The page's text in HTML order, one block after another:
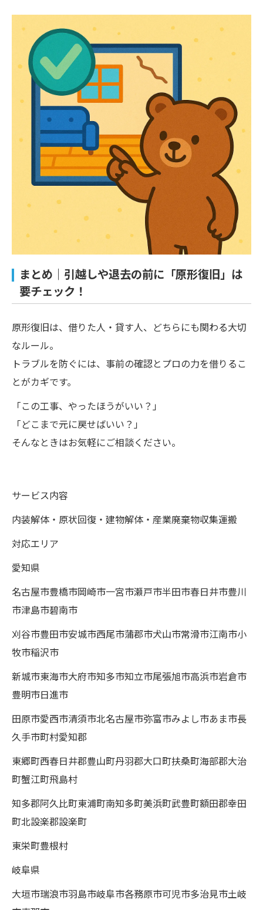
まとめ｜引越しや退去の前に「原形復旧」は
要チェック！
原形復旧は、借りた人・貸す人、どちらにも関わる大切
なルール。
トラブルを防ぐには、事前の確認とプロの力を借りるこ
とがカギです。
「この工事、やったほうがいい？」
「どこまで元に戻せばいい？」
そんなときはお気軽にご相談ください。
サービス内容
内装解体・原状回復・建物解体・産業廃棄物収集運搬
対応エリア
愛知県
名古屋市豊橋市岡崎市一宮市瀬戸市半田市春日井市豊川
市津島市碧南市
刈谷市豊田市安城市西尾市蒲郡市犬山市常滑市江南市小
牧市稲沢市
新城市東海市大府市知多市知立市尾張旭市高浜市岩倉市
豊明市日進市
田原市愛西市清須市北名古屋市弥富市みよし市あま市長
久手市町村愛知郡
東郷町西春日井郡豊山町丹羽郡大口町扶桑町海部郡大治
町蟹江町飛島村
知多郡阿久比町東浦町南知多町美浜町武豊町額田郡幸田
町北設楽郡設楽町
東栄町豊根村
岐阜県
大垣市瑞浪市羽島市岐阜市各務原市可児市多治見市土岐